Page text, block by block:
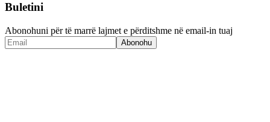
Buletini
Abonohuni për të marrë lajmet e përditshme në email-in tuaj
Abonohu